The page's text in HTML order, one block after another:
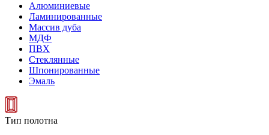
Алюминиевые
Ламинированные
Массив дуба
МДФ
ПВХ
Стеклянные
Шпонированные
Эмаль
Тип полотна